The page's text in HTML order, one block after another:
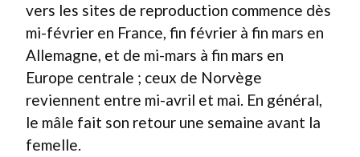
vers les sites de reproduction commence dès
mi-février en France, fin février à fin mars en
Allemagne, et de mi-mars à fin mars en
Europe centrale ; ceux de Norvège
reviennent entre mi-avril et mai. En général,
le mâle fait son retour une semaine avant la
femelle.